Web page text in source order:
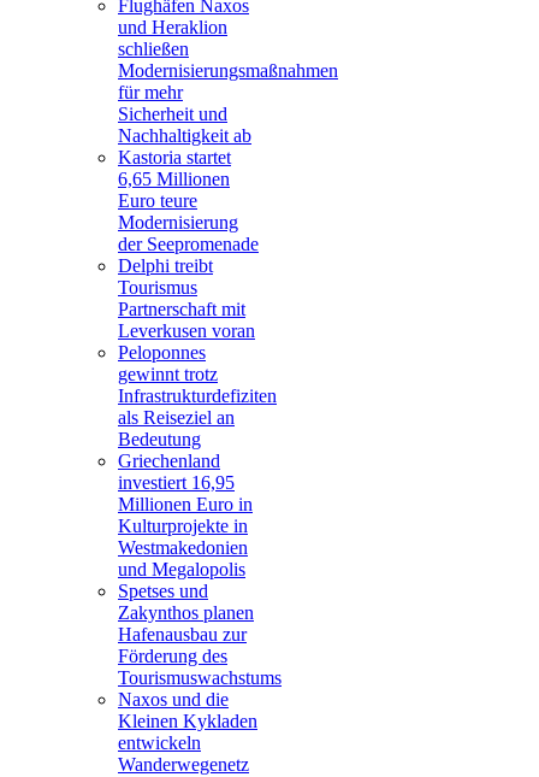
Flughäfen Naxos
und Heraklion
schließen
Modernisierungsmaßnahmen
für mehr
Sicherheit und
Nachhaltigkeit ab
Kastoria startet
6,65 Millionen
Euro teure
Modernisierung
der Seepromenade
Delphi treibt
Tourismus
Partnerschaft mit
Leverkusen voran
Peloponnes
gewinnt trotz
Infrastrukturdefiziten
als Reiseziel an
Bedeutung
Griechenland
investiert 16,95
Millionen Euro in
Kulturprojekte in
Westmakedonien
und Megalopolis
Spetses und
Zakynthos planen
Hafenausbau zur
Förderung des
Tourismuswachstums
Naxos und die
Kleinen Kykladen
entwickeln
Wanderwegenetz